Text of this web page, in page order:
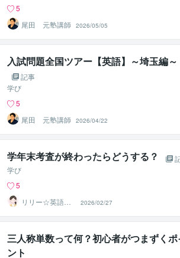
5
尾田 元塾講師 2026/05/05
入試問題全国ツアー【英語】～埼玉編～
記事
学び
5
尾田 元塾講師 2026/04/22
学年末考査が終わったらどうする？
学び
5
リリー☆英語家
庭教師
2026/02/27
三人称単数って何？初心者がつまずくポ
ント